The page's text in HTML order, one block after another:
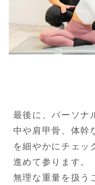
最後に、パーソナ
中や肩甲骨、体幹
を細やかにチェッ
進めて参ります。
無理な重量を扱う